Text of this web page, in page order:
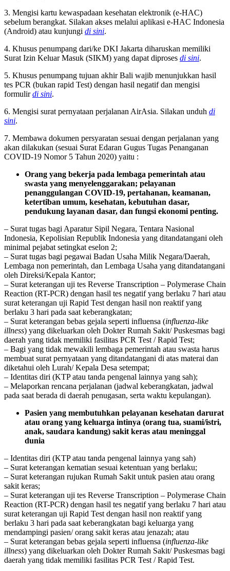
3. Mengisi kartu kewaspadaan kesehatan elektronik (e-HAC)
sebelum berangkat. Silakan akses melalui aplikasi e-HAC Indonesia
(Android) atau kunjungi di sini.
4. Khusus penumpang dari/ke DKI Jakarta diharuskan memiliki
Surat Izin Keluar Masuk (SIKM) yang dapat diproses di sini.
5. Khusus penumpang tujuan akhir Bali wajib menunjukkan hasil
tes PCR (bukan rapid Test) dengan hasil negatif dan mengisi
formulirdi sini.
6. Mengisi surat pernyataan perjalanan AirAsia. Silakan unduh di
sini.
7. Membawa dokumen persyaratan sesuai dengan perjalanan yang
akan dilakukan (sesuai Surat Edaran Gugus Tugas Penanganan
COVID-19 Nomor 5 Tahun 2020) yaitu :
Orang yang bekerja pada lembaga pemerintah atau
swasta yang menyelenggarakan; pelayanan
penanggulangan COVID-19, pertahanan, keamanan,
ketertiban umum, kesehatan, kebutuhan dasar,
pendukung layanan dasar, dan fungsi ekonomi penting.
– Surat tugas bagi Aparatur Sipil Negara, Tentara Nasional
Indonesia, Kepolisian Republik Indonesia yang ditandatangani oleh
minimal pejabat setingkat eselon 2;
– Surat tugas bagi pegawai Badan Usaha Milik Negara/Daerah,
Lembaga non pemerintah, dan Lembaga Usaha yang ditandatangani
oleh Direksi/Kepala Kantor;
– Surat keterangan uji tes Reverse Transcription – Polymerase Chain
Reaction (RT-PCR) dengan hasil tes negatif yang berlaku 7 hari atau
surat keterangan uji Rapid Test dengan hasil non reaktif yang
berlaku 3 hari pada saat keberangkatan;
– Surat keterangan bebas gejala seperti influensa (influenza-like
illness) yang dikeluarkan oleh Dokter Rumah Sakit/ Puskesmas bagi
daerah yang tidak memiliki fasilitas PCR Test / Rapid Test;
– Bagi yang tidak mewakili lembaga pemerintah atau swasta harus
membuat surat pernyataan yang ditandatangani di atas materai dan
diketahui oleh Lurah/ Kepala Desa setempat;
– Identitas diri (KTP atau tanda pengenal lainnya yang sah);
– Melaporkan rencana perjalanan (jadwal keberangkatan, jadwal
pada saat berada di daerah penugasan, serta waktu kepulangan).
Pasien yang membutuhkan pelayanan kesehatan darurat
atau orang yang keluarga intinya (orang tua, suami/istri,
anak, saudara kandung) sakit keras atau meninggal
dunia
– Identitas diri (KTP atau tanda pengenal lainnya yang sah)
– Surat keterangan kematian sesuai ketentuan yang berlaku;
– Surat keterangan rujukan Rumah Sakit untuk pasien atau orang
sakit keras;
– Surat keterangan uji tes Reverse Transcription – Polymerase Chain
Reaction (RT-PCR) dengan hasil tes negatif yang berlaku 7 hari atau
surat keterangan uji Rapid Test dengan hasil non reaktif yang
berlaku 3 hari pada saat keberangkatan bagi keluarga yang
mendampingi pasien/ orang sakit keras atau jenazah; atau
– Surat keterangan bebas gejala seperti influensa (influenza-like
illness) yang dikeluarkan oleh Dokter Rumah Sakit/ Puskesmas bagi
daerah yang tidak memiliki fasilitas PCR Test / Rapid Test.